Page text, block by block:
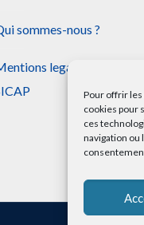
Pour offrir
cookies pour
ces
navigation ou
sommes-nous ?
legales simplifiees